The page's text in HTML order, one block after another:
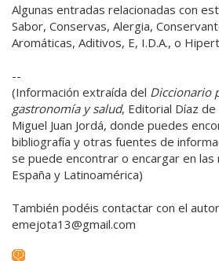
Algunas entradas relacionadas con
Sabor, Conservas, Alergia,
Aromáticas, Aditivos, E, I.D.A., o
--
(Información extraída del Diccionario
gastronomía y salud, Editorial Díaz
Miguel Juan Jordá, donde puedes
bibliografía y otras fuentes de
se puede encontrar o encargar en
España y Latinoamérica)
También podéis contactar con el
emejota13@gmail.com